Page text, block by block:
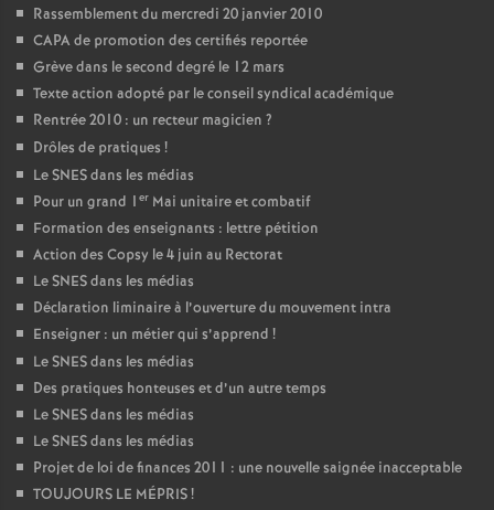
Rassemblement du mercredi 20 janvier 2010
CAPA de promotion des certifiés reportée
Grève dans le second degré le 12 mars
Texte action adopté par le conseil syndical académique
Rentrée 2010 : un recteur magicien ?
Drôles de pratiques !
Le SNES dans les médias
Pour un grand 1 er Mai unitaire et combatif
Formation des enseignants : lettre pétition
Action des Copsy le 4 juin au Rectorat
Le SNES dans les médias
Déclaration liminaire à l’ouverture du mouvement intra
Enseigner : un métier qui s’apprend !
Le SNES dans les médias
Des pratiques honteuses et d’un autre temps
Le SNES dans les médias
Le SNES dans les médias
Projet de loi de finances 2011 : une nouvelle saignée inacceptable
TOUJOURS LE MÉPRIS!